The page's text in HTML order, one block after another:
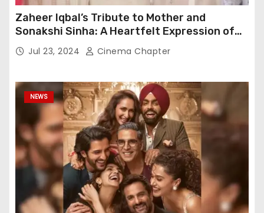
Zaheer Iqbal’s Tribute to Mother and
Sonakshi Sinha: A Heartfelt Expression of
Gratitude
Jul 23, 2024 Cinema Chapter
NEWS